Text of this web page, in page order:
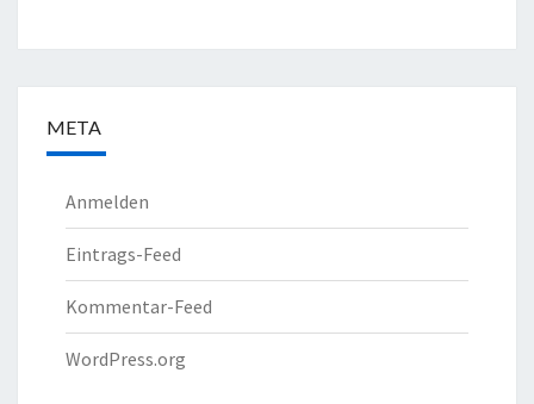
META
Anmelden
Eintrags-Feed
Kommentar-Feed
WordPress.org